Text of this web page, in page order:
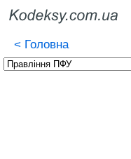
< Головна